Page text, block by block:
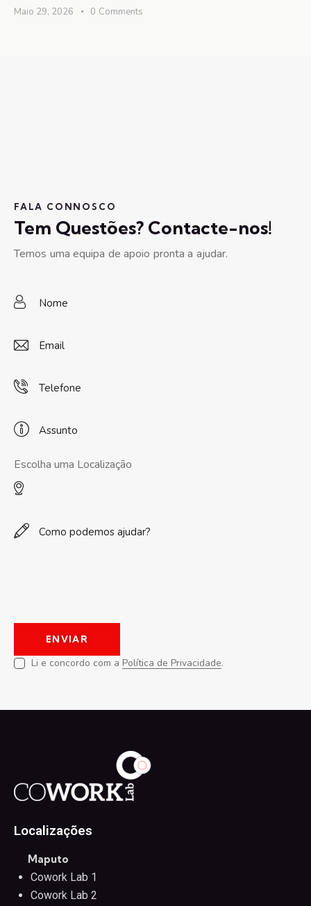
Maio 29, 2026 0 Comments
FALA CONNOSCO
Tem Questões? Contacte-nos!
Temos uma equipa de apoio pronta a ajudar.
Escolha uma Localização
Li e concordo com a Política de Privacidade.
Localizações
Maputo
Cowork Lab 1
Cowork Lab 2